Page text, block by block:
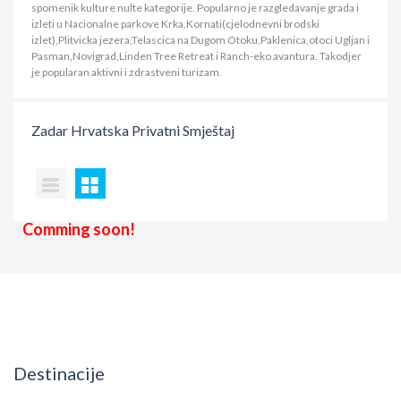
spomenik kulture nulte kategorije. Popularno je razgledavanje grada i
izleti u Nacionalne parkove Krka,Kornati(cjelodnevni brodski
izlet),Plitvicka jezera,Telascica na Dugom Otoku,Paklenica,otoci Ugljan i
Pasman,Novigrad,Linden Tree Retreat i Ranch-eko avantura. Takodjer
je popularan aktivni i zdrastveni turizam.
Zadar Hrvatska Privatni Smještaj
Comming soon!
Destinacije